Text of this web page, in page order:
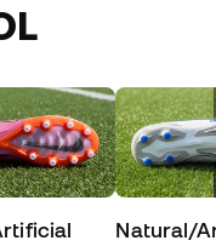
Natural/